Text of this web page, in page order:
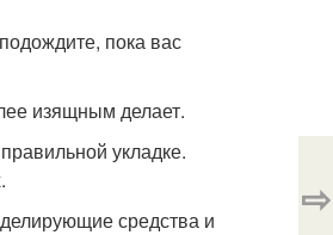
пока вас
изящным делает.
укладке.
средства и
⇨